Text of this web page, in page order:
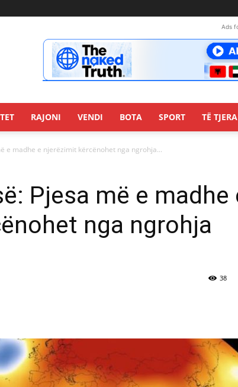
Ads
RAJONI VENDI BOTA SPORT TË TJERA
e madhe e njerëzimit kërcënohet nga ngrohja...
Pjesa më e madhe
nga ngrohja
38